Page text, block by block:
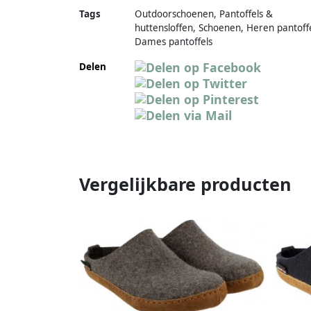
Tags
Outdoorschoenen, Pantoffels &
huttensloffen, Schoenen, Heren
Dames pantoffels
Delen
Vergelijkbare producten